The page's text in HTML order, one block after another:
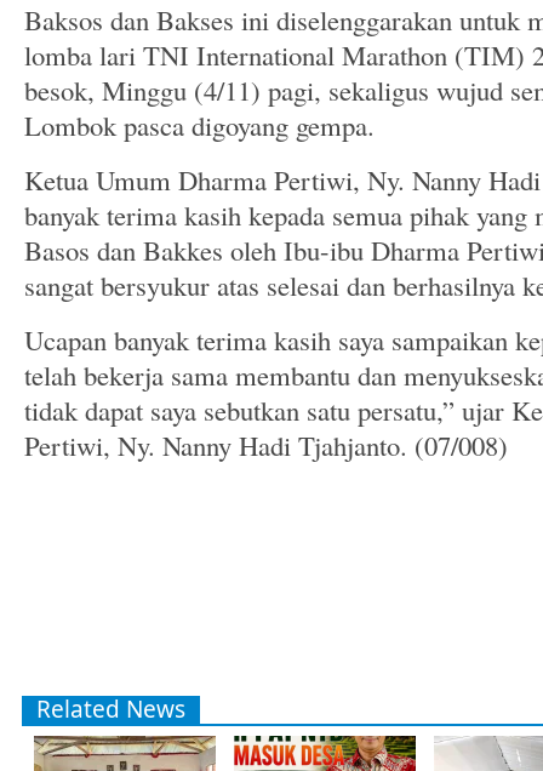
Baksos dan Bakses ini diselenggarakan untuk
lomba lari TNI International Marathon (TIM)
besok, Minggu (4/11) pagi, sekaligus wujud
Lombok pasca digoyang gempa.
Ketua Umum Dharma Pertiwi, Ny. Nanny
banyak terima kasih kepada semua pihak yang
Basos dan Bakkes oleh Ibu-ibu Dharma
sangat bersyukur atas selesai dan berhasilnya
Ucapan banyak terima kasih saya sampaikan
telah bekerja sama membantu dan
tidak dapat saya sebutkan satu persatu,” ujar
Pertiwi, Ny. Nanny Hadi Tjahjanto. (07/008)
Related News